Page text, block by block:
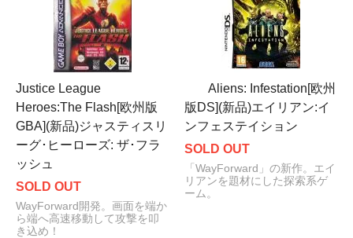
Justice League
Heroes:The Flash[欧州版
GBA](新品)ジャスティスリ
ーグ･ヒーローズ: ザ･フラ
ッシュ
SOLD OUT
WayForward開発。画面を端か
ら端へ高速移動して攻撃を叩
き込め！
Aliens: Infestation[欧州
版DS](新品)エイリアン:イ
ンフェステイション
SOLD OUT
「WayForward」の新作。エイ
リアンを題材にした探索系ゲ
ーム。